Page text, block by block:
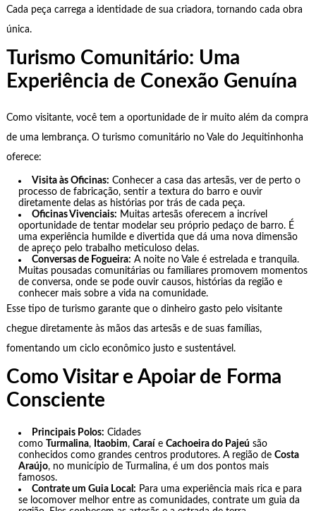
Cada peça carrega a identidade de sua criadora, tornando cada obra
única.
Turismo Comunitário: Uma
Experiência de Conexão Genuína
Como visitante, você tem a oportunidade de ir muito além da compra
de uma lembrança. O turismo comunitário no Vale do Jequitinhonha
oferece:
Visita às Oficinas: Conhecer a casa das artesãs, ver de perto o
processo de fabricação, sentir a textura do barro e ouvir
diretamente delas as histórias por trás de cada peça.
Oficinas Vivenciais: Muitas artesãs oferecem a incrível
oportunidade de tentar modelar seu próprio pedaço de barro. É
uma experiência humilde e divertida que dá uma nova dimensão
de apreço pelo trabalho meticuloso delas.
Conversas de Fogueira: A noite no Vale é estrelada e tranquila.
Muitas pousadas comunitárias ou familiares promovem momentos
de conversa, onde se pode ouvir causos, histórias da região e
conhecer mais sobre a vida na comunidade.
Esse tipo de turismo garante que o dinheiro gasto pelo visitante
chegue diretamente às mãos das artesãs e de suas famílias,
fomentando um ciclo econômico justo e sustentável.
Como Visitar e Apoiar de Forma
Consciente
Principais Polos: Cidades
como
Turmalina, Itaobim,Caraí eCachoeira do Pajeú são
conhecidos como grandes centros produtores. A região deCosta
Araújo, no município de Turmalina, é um dos pontos mais
famosos.
Contrate um Guia Local: Para uma experiência mais rica e para
se locomover melhor entre as comunidades, contrate um guia da